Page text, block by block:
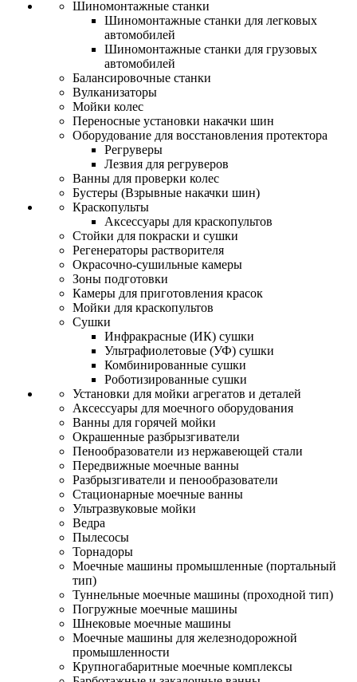
Шиномонтажные станки
Шиномонтажные станки для легковых
автомобилей
Шиномонтажные станки для грузовых
автомобилей
Балансировочные станки
Вулканизаторы
Мойки колес
Переносные установки накачки шин
Оборудование для восстановления протектора
Регруверы
Лезвия для регруверов
Ванны для проверки колес
Бустеры (Взрывные накачки шин)
Краскопульты
Аксессуары для краскопультов
Стойки для покраски и сушки
Регенераторы растворителя
Окрасочно-сушильные камеры
Зоны подготовки
Камеры для приготовления красок
Мойки для краскопультов
Сушки
Инфракрасные (ИК) сушки
Ультрафиолетовые (УФ) сушки
Комбинированные сушки
Роботизированные сушки
Установки для мойки агрегатов и деталей
Аксессуары для моечного оборудования
Ванны для горячей мойки
Окрашенные разбрызгиватели
Пенообразователи из нержавеющей стали
Передвижные моечные ванны
Разбрызгиватели и пенообразователи
Стационарные моечные ванны
Ультразвуковые мойки
Ведра
Пылесосы
Торнадоры
Моечные машины промышленные (портальный
тип)
Туннельные моечные машины (проходной тип)
Погружные моечные машины
Шнековые моечные машины
Моечные машины для железнодорожной
промышленности
Крупногабаритные моечные комплексы